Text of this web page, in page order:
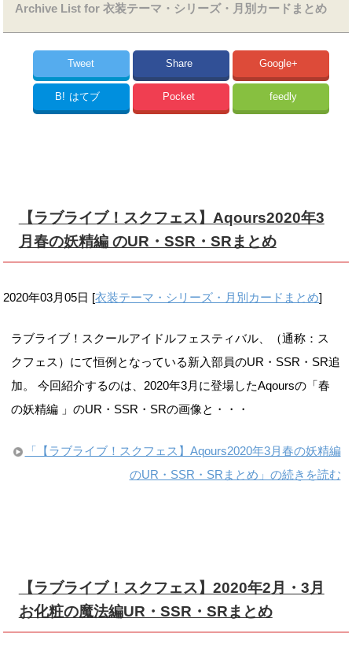
Archive List for 衣装テーマ・シリーズ・月別カードまとめ
Tweet Share Google+
B! はてブ Pocket feedly
【ラブライブ！スクフェス】Aqours2020年3
月春の妖精編 のUR・SSR・SRまとめ
2020年03月05日 [衣装テーマ・シリーズ・月別カードまとめ]
ラブライブ！スクールアイドルフェスティバル、（通称：ス
クフェス）にて恒例となっている新入部員のUR・SSR・SR追
加。 今回紹介するのは、2020年3月に登場したAqoursの「春
の妖精編 」のUR・SSR・SRの画像と・・・
「【ラブライブ！スクフェス】Aqours2020年3月春の妖精編
のUR・SSR・SRまとめ」の続きを読む
【ラブライブ！スクフェス】2020年2月・3月
お化粧の魔法編UR・SSR・SRまとめ